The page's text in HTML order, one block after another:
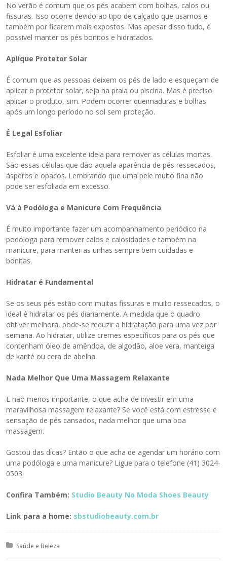
No verão é comum que os pés acabem com bolhas, calos ou
fissuras. Isso ocorre devido ao tipo de calçado que usamos e
também por ficarem mais expostos. Mas apesar disso tudo, é
possível manter os pés bonitos e hidratados.
Aplique Protetor Solar
É comum que as pessoas deixem os pés de lado e esqueçam de
aplicar o protetor solar, seja na praia ou piscina. Mas é preciso
aplicar o produto, sim. Podem ocorrer queimaduras e bolhas
após um longo período no sol sem proteção.
É Legal Esfoliar
Esfoliar é uma excelente ideia para remover as células mortas.
São essas células que dão aquela aparência de pés ressecados,
ásperos e opacos. Lembrando que uma pele muito fina não
pode ser esfoliada em excesso.
Vá à Podóloga e Manicure Com Frequência
É muito importante fazer um acompanhamento periódico na
podóloga para remover calos e calosidades e também na
manicure, para manter as unhas sempre bem cuidadas e
bonitas.
Hidratar é Fundamental
Se os seus pés estão com muitas fissuras e muito ressecados, o
ideal é hidratar os pés diariamente. A medida que o quadro
obtiver melhora, pode-se reduzir a hidratação para uma vez por
semana. Ao hidratar, utilize cremes específicos para os pés que
contenham óleo de amêndoa, de algodão, aloe vera, manteiga
de karité ou cera de abelha.
Nada Melhor Que Uma Massagem Relaxante
E não menos importante, o que acha de investir em uma
maravilhosa massagem relaxante? Se você está com estresse e
sensação de pés cansados, nada melhor que uma boa
massagem.
Gostou das dicas? Então o que acha de agendar um horário com
uma podóloga e uma manicure? Ligue para o telefone (41) 3024-
0503.
Confira Também: Studio Beauty No Moda Shoes Beauty
Link para a home: sbstudiobeauty.com.br
Posted in:
Saúde e Beleza